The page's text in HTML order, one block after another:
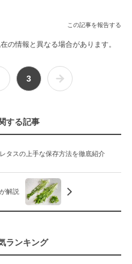
この記事を報告する
の情報と異なる場合があります。
3
する記事
タスの上手な保存方法を徹底紹介
解説
ランキング